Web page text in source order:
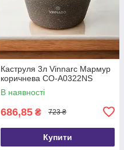
Каструля 3л Vinnarc Мармур
коричнева CO-A0322NS
В наявності
686,85 ₴ 723 ₴
Купити